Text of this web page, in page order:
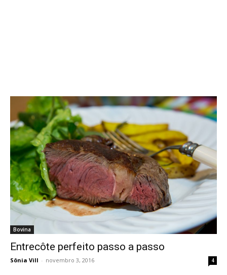
Bovina
Entrecôte perfeito passo a passo
Sônia Vill - novembro 3, 2016 4